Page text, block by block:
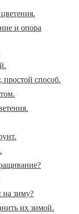
и опора
простой способ.
на зиму?
их зимой.